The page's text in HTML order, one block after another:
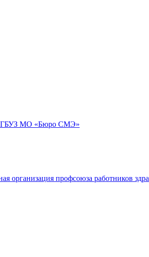
в ГБУЗ МО «Бюро СМЭ»
организация профсоюза работников